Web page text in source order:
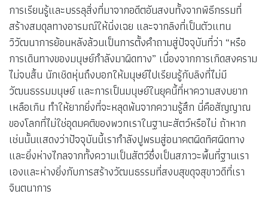
การเรียนรู้และบรรลุสิ่งที่มาจากอดีตอันสงบทั้งจากพิธีกรรมที่
สร้างสมดุลทางอารมณ์ให้นิ่งเฉย และจากลิงที่เป็นตัวแทน
วิวัฒนาการย้อนหลังล้วนเป็นการตั้งคำถามสู่ปัจจุบันที่ว่า “หรือ
การเดินทางของมนุษย์กำลังมาผิดทาง” เนื่องจากการเกิดสงคราม
ไม่จบสิ้น นักเชิดหุ่นถึงบอกให้มนุษย์ไปเรียนรู้กับลิงที่ไม่มี
วัฒนธรรมมนุษย์ และการเป็นมนุษย์ในยุคนี้ที่หาความสงบยาก
เหลือเกิน ทำให้ยากยิ่งที่จะหลุดพ้นจากความรู้สึก นี่คือสัญญาณ
ของโลกที่ไม่ใช่อุดมคติของพวกเราในฐานะสัตว์หรือไม่ ถ้าหาก
เช่นนั้นแสดงว่าปัจจุบันนี้เรากำลังปูพรมสู่อนาคตผิดทิศผิดทาง
และยิ่งห่างไกลจากทั้งความเป็นสัตว์ซึ่งเป็นสภาวะพื้นที่ฐานเรา
เองและห่างยิ่งกับการสร้างวัฒนธรรมที่สงบสุขดุจสุขาวดีที่เรา
จินตนาการ